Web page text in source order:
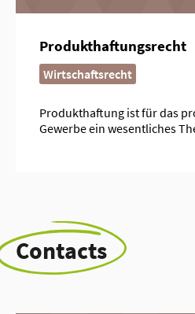
Produkthaftungsrecht
Wirtschaftsrecht
Produkthaftung ist für das
Gewerbe ein wesentliches
Contacts